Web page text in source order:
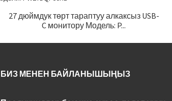
27 дюймдук төрт тараптуу алкаксыз USB-
C монитору Модель: P...
БИЗ МЕНЕН БАЙЛАНЫШЫҢЫЗ